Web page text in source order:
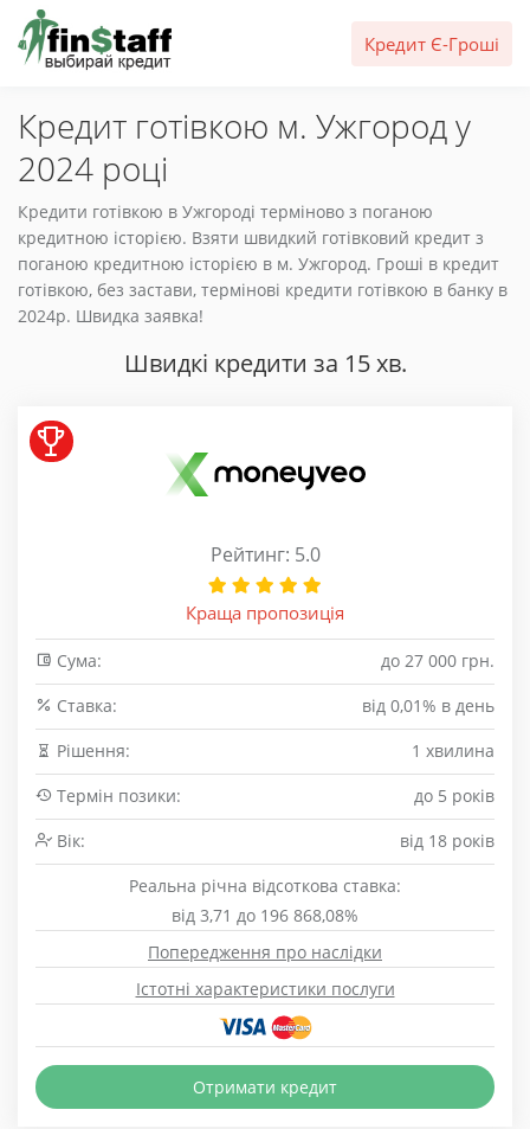
Кредит Є-Гроші
Кредит готівкою м. Ужгород у
2024 році
Кредити готівкою в Ужгороді терміново з поганою
кредитною історією. Взяти швидкий готівковий кредит з
поганою кредитною історією в м. Ужгород. Гроші в кредит
готівкою, без застави, термінові кредити готівкою в банку в
2024р. Швидка заявка!
Швидкі кредити за 15 хв.
Рейтинг: 5.0
Краща пропозиція
Сума:
до 27 000 грн.
Cтавка:
від 0,01% в день
Рішення:
1 хвилина
Термін позики:
до 5 років
Вік:
від 18 років
Реальна річна відсоткова ставка:
від 3,71 до 196 868,08%
Попередження про наслідки
Істотні характеристики послуги
Отримати кредит